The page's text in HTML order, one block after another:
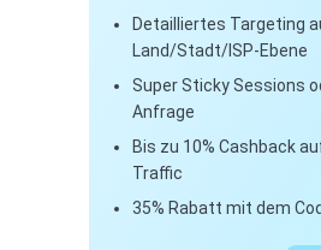
Detailliertes Targeting
Land/Stadt/ISP-Ebene
Super Sticky Sessions
Anfrage
Bis zu 10% Cashback
Traffic
35% Rabatt mit dem